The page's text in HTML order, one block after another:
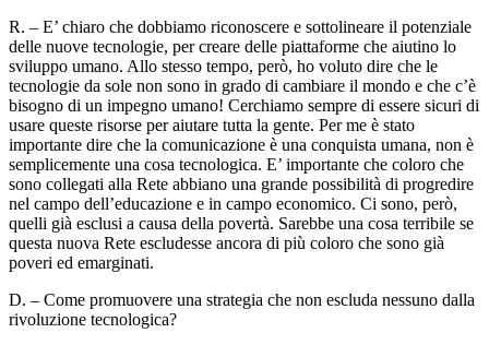
R. – E’ chiaro che dobbiamo riconoscere e sottolineare il potenziale
delle nuove tecnologie, per creare delle piattaforme che aiutino lo
sviluppo umano. Allo stesso tempo, però, ho voluto dire che le
tecnologie da sole non sono in grado di cambiare il mondo e che c’è
bisogno di un impegno umano! Cerchiamo sempre di essere sicuri di
usare queste risorse per aiutare tutta la gente. Per me è stato
importante dire che la comunicazione è una conquista umana, non è
semplicemente una cosa tecnologica. E’ importante che coloro che
sono collegati alla Rete abbiano una grande possibilità di progredire
nel campo dell’educazione e in campo economico. Ci sono, però,
quelli già esclusi a causa della povertà. Sarebbe una cosa terribile se
questa nuova Rete escludesse ancora di più coloro che sono già
poveri ed emarginati.
D. – Come promuovere una strategia che non escluda nessuno dalla
rivoluzione tecnologica?